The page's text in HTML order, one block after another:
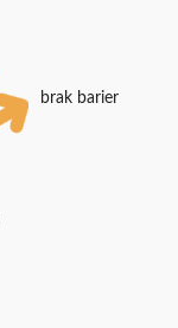
brak barier